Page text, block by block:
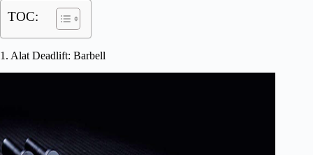
TOC:
1. Alat Deadlift: Barbell